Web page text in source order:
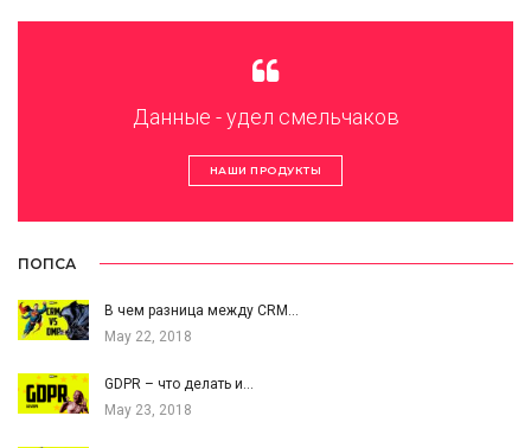
Данные - удел смельчаков
НАШИ ПРОДУКТЫ
ПОПСА
В чем разница между CRM…
May 22, 2018
GDPR – что делать и…
May 23, 2018